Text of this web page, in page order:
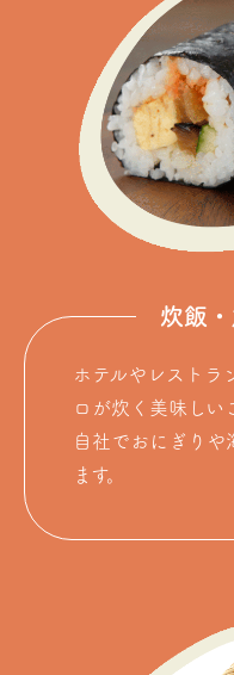
炊飯
ホテルやレストラ
ロが炊く美味しい
自社でおにぎりや
ます。